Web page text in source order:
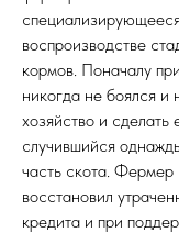
воспроизводстве
кормов. Поначалу
никогда не боялся и
хозяйство и
случившийся
часть скота. Фермер
восстановил
кредита и при